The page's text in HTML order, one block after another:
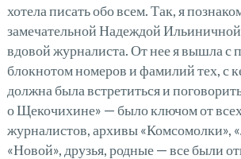
хотела писать обо всем. Так, я
замечательной Надеждой
вдовой журналиста. От нее я вышла с
блокнотом номеров и фамилий тех, с
должна была встретиться и
о Щекочихине» — было ключом от
журналистов, архивы «Комсомолки»,
«Новой», друзья, родные — все были